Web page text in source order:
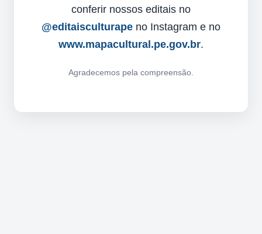
conferir nossos editais no
@editaisculturape no Instagram e no
www.mapacultural.pe.gov.br.
Agradecemos pela compreensão.